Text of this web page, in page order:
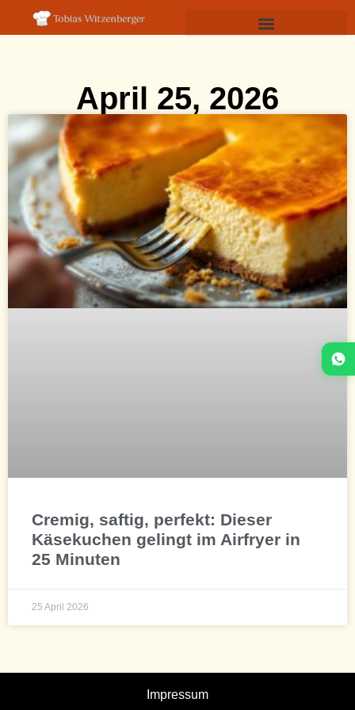
April 25, 2026
Cremig, saftig, perfekt: Dieser
Käsekuchen gelingt im Airfryer in
25 Minuten
25 April 2026
Impressum